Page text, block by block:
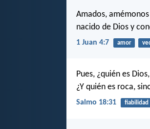
Amados,
nacido de Dios y
1 Juan 4:7 amor
Pues, ¿quién es
¿Y quién es roca,
Salmo 18:31 fiabilidad